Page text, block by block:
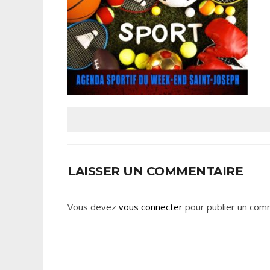
LAISSER UN COMMENTAIRE
Vous devez vous connecter pour publier un